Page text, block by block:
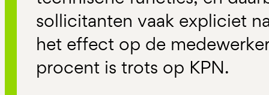
sollicitanten vaak expliciet
het effect op de
procent is trots op KPN.